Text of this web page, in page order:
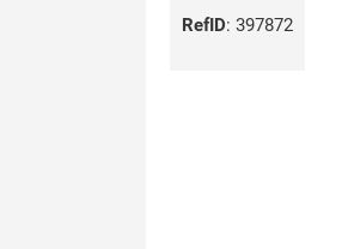
RefID: 397872